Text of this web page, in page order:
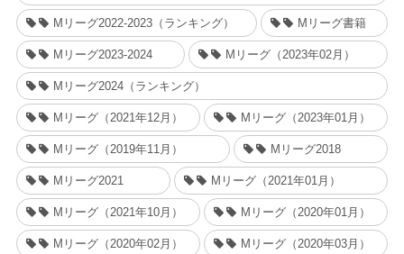
Mリーグ2022-2023（ランキング） Mリーグ書籍
Mリーグ2023-2024 Mリーグ（2023年02月）
Mリーグ2024（ランキング）
Mリーグ（2021年12月） Mリーグ（2023年01月）
Mリーグ（2019年11月） Mリーグ2018
Mリーグ2021 Mリーグ（2021年01月）
Mリーグ（2021年10月） Mリーグ（2020年01月）
Mリーグ（2020年02月） Mリーグ（2020年03月）